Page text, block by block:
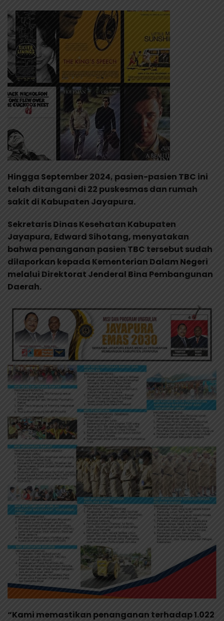
Hingga September 2024, pasien-pasien TBC ini
telah ditangani di 22 puskesmas dan rumah
sakit di Kabupaten Jayapura.
Sekretaris Dinas Kesehatan Kabupaten
Jayapura, Edward Sihotang, menyatakan
bahwa penanganan pasien TBC tersebut sudah
dilaporkan kepada Kementerian Dalam Negeri
melalui Direktorat Jenderal Bina Pembangunan
Daerah.
“Kami memastikan penanganan terhadap 1.022